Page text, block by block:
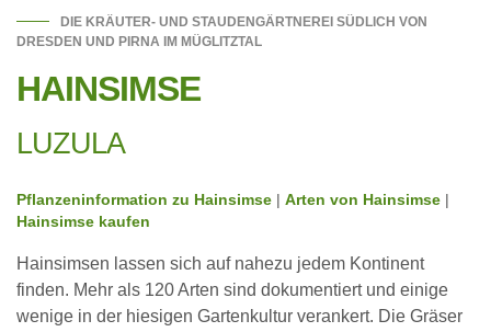
DIE KRÄUTER- UND STAUDENGÄRTNEREI SÜDLICH VON
DRESDEN UND PIRNA IM MÜGLITZTAL
HAINSIMSE
LUZULA
Pflanzeninformation zu Hainsimse Arten von Hainsimse
Hainsimse kaufen
Hainsimsen lassen sich auf nahezu jedem Kontinent
finden. Mehr als 120 Arten sind dokumentiert und einige
wenige in der hiesigen Gartenkultur verankert. Die Gräser